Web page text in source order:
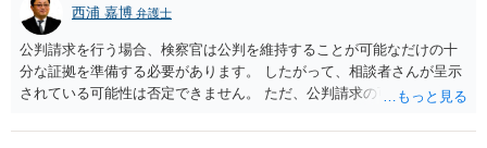
が、 弁護士限りで、などと条件を付けることで応じていただける可能
性があります。 以上踏まえて、お近くの弁護士事務所にご相談されて
みてください。
西浦 嘉博 弁護士
公判請求を行う場合、検察官は公判を維持することが可能なだけの十
分な証拠を準備する必要があります。 したがって、相談者さんが呈示
されている可能性は否定できません。 ただ、公判請求の可能性が完全
いのではないかと思われます。 繰り返しますが、ご依頼されている弁